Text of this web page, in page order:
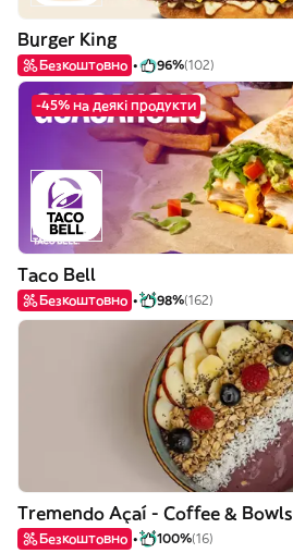
Burger King
Безкоштовно 96%(102)
-45% на деякі продукти
Taco Bell
Безкоштовно 98%(162)
Tremendo Açaí - Coffee & Bowls
Безкоштовно 100%(16)